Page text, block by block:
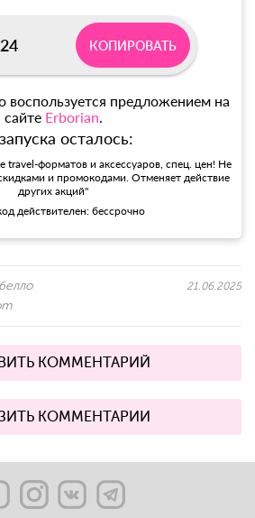
КОПИРОВАТЬ
воспользуется предложением на
сайте Erborian.
осталось:
travel-форматов и аксессуаров, спец. цен! Не
и промокодами. Отменяет действие
других акций"
действителен: бессрочно
21.06.2025
КОММЕНТАРИЙ
КОММЕНТАРИИ